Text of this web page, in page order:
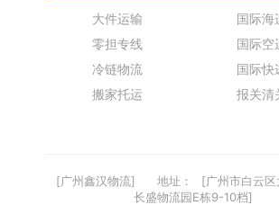
大件运输
零担专线
冷链物流
搬家托运
国际海
国际空
国际快
报关清
[广州鑫汉物流] 地址：
[广州市白云
长盛物流园E栋9-10档]